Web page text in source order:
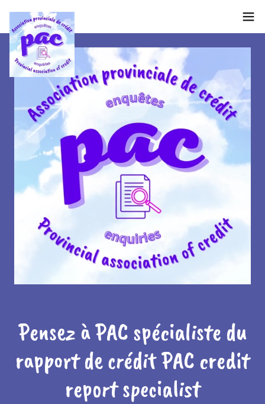
Pensez à PAC spécialiste du
rapport de crédit PAC credit
report specialist